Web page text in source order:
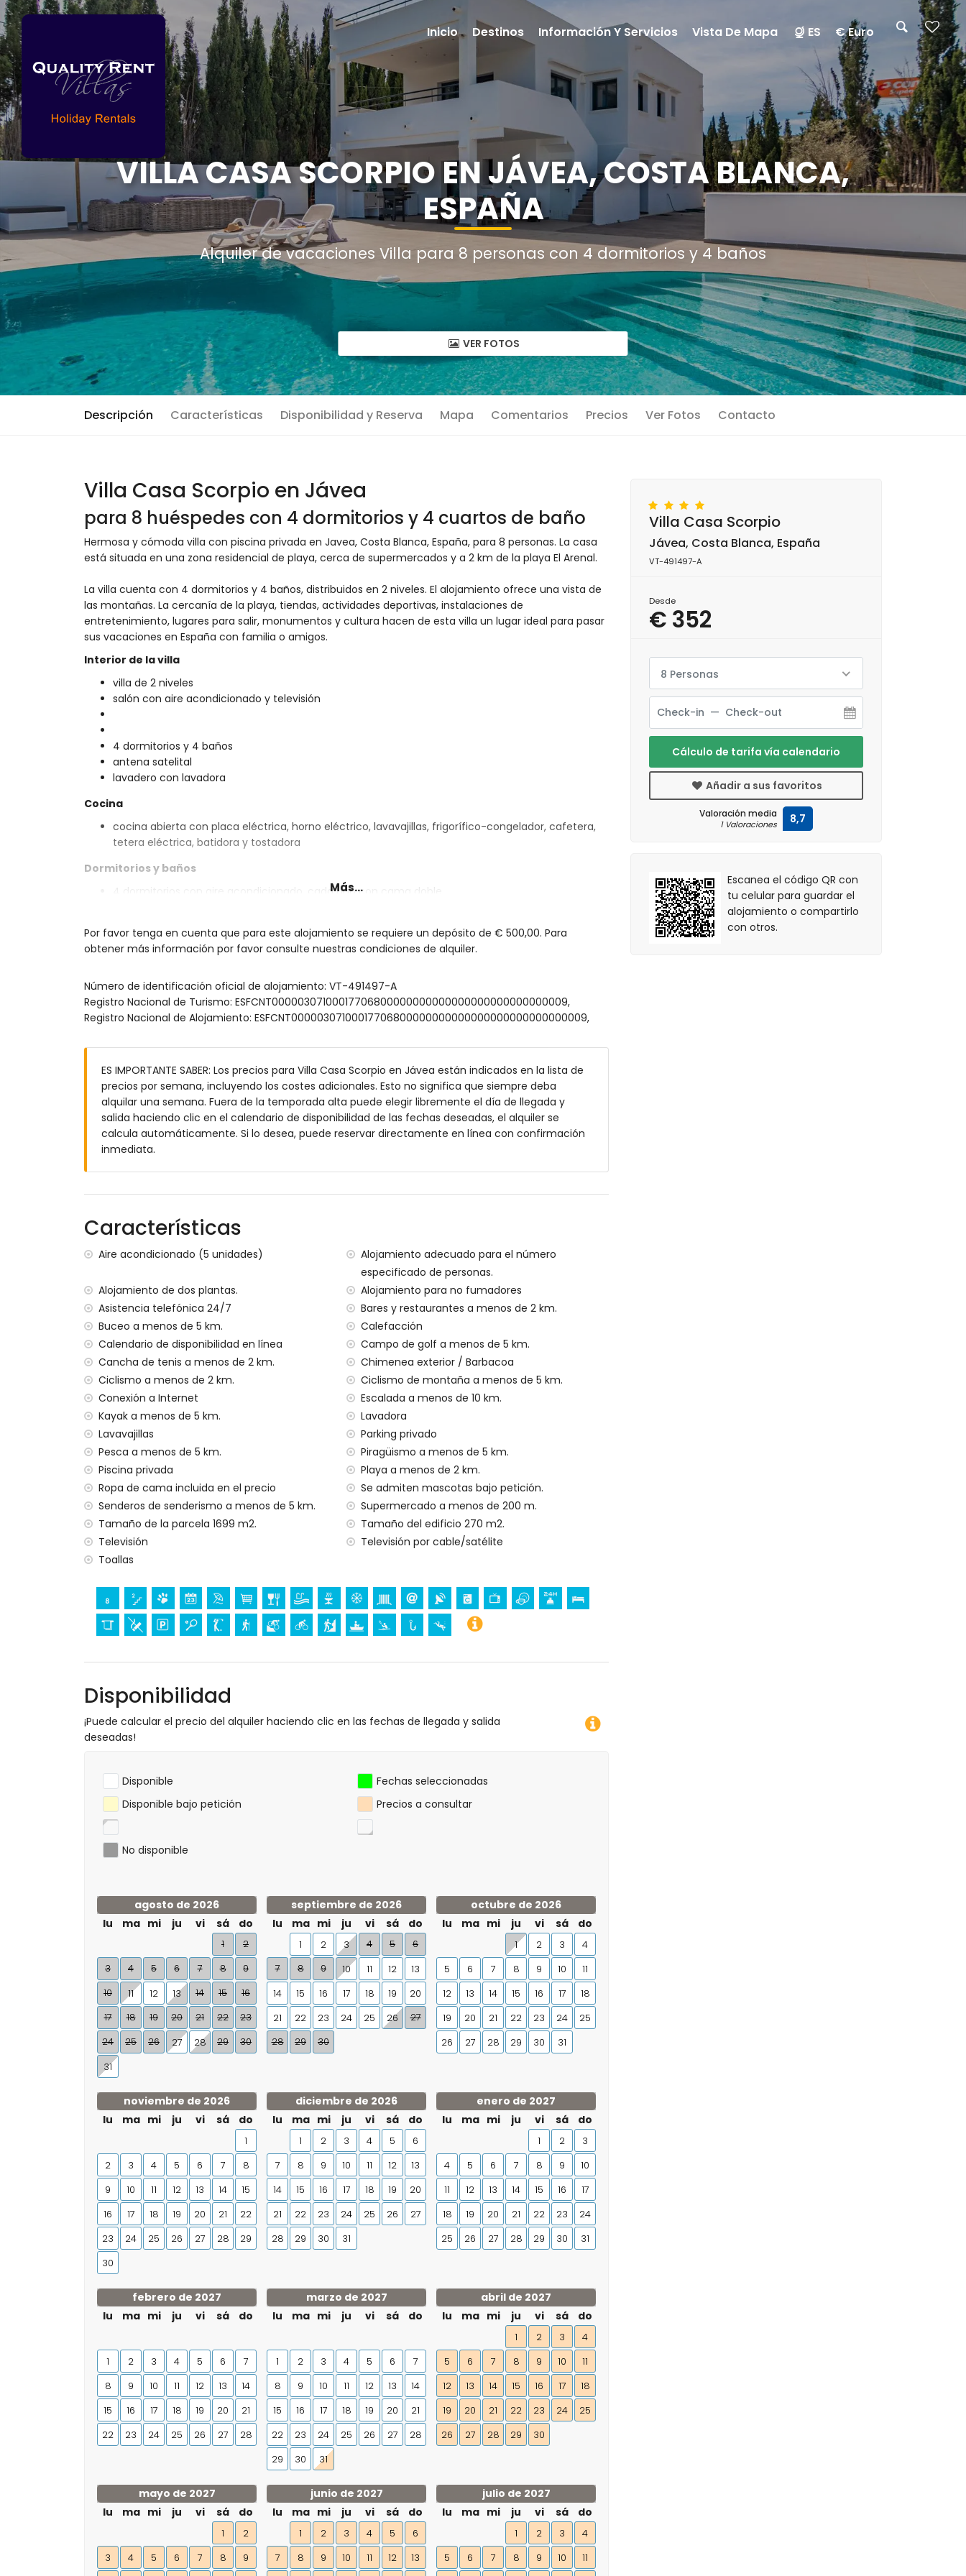
VILLA CASA SCORPIO EN JÁVEA, COSTA BLANCA,
ESPAÑA
Alquiler de vacaciones Villa para 8 personas con 4 dormitorios y 4 baños
VER FOTOS
Descripción Características Disponibilidad y Reserva Mapa Comentarios Precios Ver Fotos Contacto
Villa Casa Scorpio en Jávea
para 8 huéspedes con 4 dormitorios y 4 cuartos de baño
Hermosa y cómoda villa con piscina privada en Javea, Costa Blanca, España, para 8 personas. La casa
está situada en una zona residencial de playa, cerca de supermercados y a 2 km de la playa El Arenal.
La villa cuenta con 4 dormitorios y 4 baños, distribuidos en 2 niveles. El alojamiento ofrece una vista de
las montañas. La cercanía de la playa, tiendas, actividades deportivas, instalaciones de
entretenimiento, lugares para salir, monumentos y cultura hacen de esta villa un lugar ideal para pasar
sus vacaciones en España con familia o amigos.
Interior de la villa
villa de 2 niveles
salón con aire acondicionado y televisión
4 dormitorios y 4 baños
antena satelital
lavadero con lavadora
Cocina
cocina abierta con placa eléctrica, horno eléctrico, lavavajillas, frigorífico-congelador, cafetera,
tetera eléctrica, batidora y tostadora
Dormitorios y baños
4 dormitorios con aire acondicionado, cada uno con cama doble
baño con ducha y aseo
amplia parcela
piscina privada en forma de riñón
2 terrazas, de las cuales 1 está cubierta
ducha exterior
zona de estar exterior y zona de comedor exterior
3 plazas de aparcamiento privadas
Más información
pueblo más cercano a 2 kilómetros de la villa
río o costa más cercana a 2 kilómetros de la villa
aeropuerto más cercano: Alicante (a 100 kilómetros de la villa)
prohibido fumar
El alojamiento es muy adecuado para familias con niños
Instalaciones y servicios incluidos en el precio del alquiler de la villa
plancha y tabla de planchar
ropa de cama y toallas
servicio de emergencia 24 horas
Instalaciones y servicios con cargo adicional
internet (WiFi)
calefacción y aire acondicionado
cuna para niños (bajo demanda)
Entretenimiento y actividades de ocio para sus vacaciones en Javea, Costa Blanca
cine, discoteca, club nocturno, bar y paseo marítimo (a 5 kilómetros de la casa)
Lugares de interés y cultura en Javea, Costa Blanca
museo y iglesia (a 5 kilómetros del alojamiento)
Deportes
tenis, golf, senderismo, bicicleta de montaña, ciclismo, piragüismo, kayak, pesca y buceo (a 5
montar a caballo y escalada (a 10 kilómetros de la villa)
Más...
Por favor tenga en cuenta que para este alojamiento se requiere un depósito de € 500,00. Para
obtener más información por favor consulte nuestras condiciones de alquiler.
Número de identificación oficial de alojamiento: VT-491497-A
Registro Nacional de Turismo: ESFCNT00000307100017706800000000000000000000000000009,
Registro Nacional de Alojamiento: ESFCNT00000307100017706800000000000000000000000000009,
ES IMPORTANTE SABER: Los precios para Villa Casa Scorpio en Jávea están indicados en la lista de
precios por semana, incluyendo los costes adicionales. Esto no significa que siempre deba
alquilar una semana. Fuera de la temporada alta puede elegir libremente el día de llegada y
salida haciendo clic en el calendario de disponibilidad de las fechas deseadas, el alquiler se
calcula automáticamente. Si lo desea, puede reservar directamente en línea con confirmación
inmediata.
Características
Aire acondicionado (5 unidades)
Alojamiento adecuado para el número
especificado de personas.
Alojamiento de dos plantas.
Alojamiento para no fumadores
Asistencia telefónica 24/7
Bares y restaurantes a menos de 2 km.
Buceo a menos de 5 km.
Calefacción
Calendario de disponibilidad en línea
Campo de golf a menos de 5 km.
Cancha de tenis a menos de 2 km.
Chimenea exterior / Barbacoa
Ciclismo a menos de 2 km.
Ciclismo de montaña a menos de 5 km.
Conexión a Internet
Escalada a menos de 10 km.
Kayak a menos de 5 km.
Lavadora
Lavavajillas
Parking privado
Pesca a menos de 5 km.
Piragüismo a menos de 5 km.
Piscina privada
Playa a menos de 2 km.
Ropa de cama incluida en el precio
Se admiten mascotas bajo petición.
Senderos de senderismo a menos de 5 km.
Supermercado a menos de 200 m.
Tamaño de la parcela 1699 m2.
Tamaño del edificio 270 m2.
Televisión
Televisión por cable/satélite
Toallas
Disponibilidad
¡Puede calcular el precio del alquiler haciendo clic en las fechas de llegada y salida
deseadas!
Disponible
Fechas seleccionadas
Disponible bajo petición
Precios a consultar
No disponible
agosto de 2026
lu
ma mi ju vi sá do
1
2
3
4 5 6 7 8
9
10
11 12 13 14 15
16
17
18 19 20 21 22
23
24
25 26 27 28 29 30
31
septiembre de 2026
lu
ma mi ju vi sá do
1 2 3 4 5
6
7
8 9 10 11 12
13
14
15 16 17 18 19
20
21
22 23 24 25 26
27
28
29 30
octubre de 2026
lu
ma mi ju vi sá do
1 2 3
4
5
6 7 8 9 10
11
12
13 14 15 16 17
18
19
20 21 22 23 24
25
26
27 28 29 30 31
noviembre de 2026
lu
ma mi ju vi sá do
1
2
3 4 5 6 7
8
9
10 11 12 13 14
15
16
17 18 19 20 21
22
23
24 25 26 27 28
29
30
diciembre de 2026
lu
ma mi ju vi sá do
1 2 3 4 5
6
7
8 9 10 11 12
13
14
15 16 17 18 19
20
21
22 23 24 25 26
27
28
29 30 31
enero de 2027
lu
ma mi ju vi sá do
1 2
3
4
5 6 7 8 9
10
11
12 13 14 15 16
17
18
19 20 21 22 23
24
25
26 27 28 29 30 31
febrero de 2027
lu
ma mi ju vi sá do
1 2 3 4 5 6
7
8
9 10 11 12 13
14
15
16 17 18 19 20
21
22
23 24 25 26 27 28
marzo de 2027
lu
ma mi ju vi sá do
1 2 3 4 5 6
7
8
9 10 11 12 13
14
15
16 17 18 19 20
21
22
23 24 25 26 27
28
29
30 31
abril de 2027
lu
ma mi ju vi sá do
1 2 3
4
5
6 7 8 9 10
11
12
13 14 15 16 17
18
19
20 21 22 23 24
25
26
27 28 29 30
mayo de 2027
lu
ma mi ju vi sá do
1
2
3
4 5 6 7 8
9
junio de 2027
lu
ma mi ju vi sá do
1 2 3 4 5
6
7
8 9 10 11 12
13
julio de 2027
lu
ma mi ju vi sá do
1 2 3
4
5
6 7 8 9 10
11
Villa Casa Scorpio
Jávea, Costa Blanca, España
VT-491497-A
Desde
€ 352
8 Personas
Cálculo de tarifa vía calendario
Añadir a sus favoritos
Valoración media
1 Valoraciones 8,7
Escanea el código QR con
tu celular para guardar el
alojamiento o compartirlo
con otros.
Inicio Destinos Información Y Servicios Vista De Mapa ES € Euro